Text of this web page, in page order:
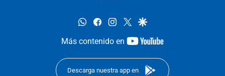
whatsappfacebookinstagram
twittergoogle
Más contenido en
youtube-
Descarga nuestra app en